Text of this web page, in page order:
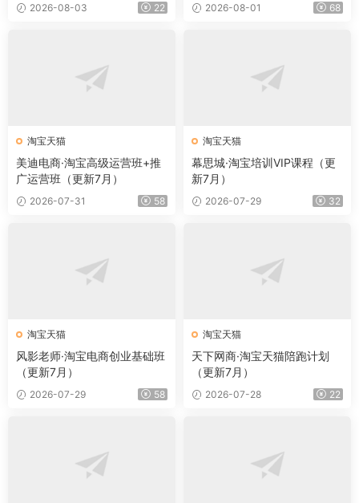
2026-08-03 22 2026-08-01 68
淘宝天猫
美迪电商·淘宝高级运营班+推
广运营班（更新7月）
2026-07-31 58
淘宝天猫
幕思城·淘宝培训VIP课程（更
新7月）
2026-07-29 32
淘宝天猫
风影老师·淘宝电商创业基础班
（更新7月）
2026-07-29 58
淘宝天猫
天下网商·淘宝天猫陪跑计划
（更新7月）
2026-07-28 22